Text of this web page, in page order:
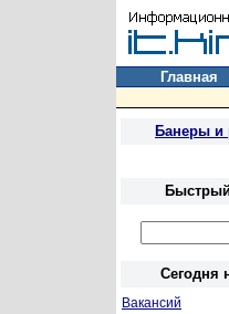
Главная
Банеры и
Сегодня
Вакансий